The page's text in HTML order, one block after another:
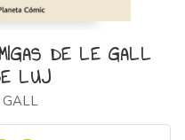
DE LE GALL
LUJ
GALL